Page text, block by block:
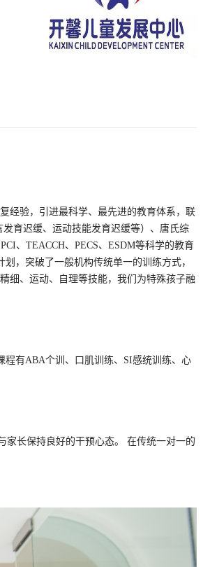
经验，引进最科学、最先进的教育体系，联
育迟缓、运动技能发育迟缓等）、唐氏综
、TEACCH、PECS、ESDM等科学的教育
，突破了一般机构传统单一的训练方式，
细、运动、自理等技能，我们为特殊孩子融
程有ABA个训、口肌训练、SI感统训练、心
家长保持良好的干预心态。 在传统一对一的